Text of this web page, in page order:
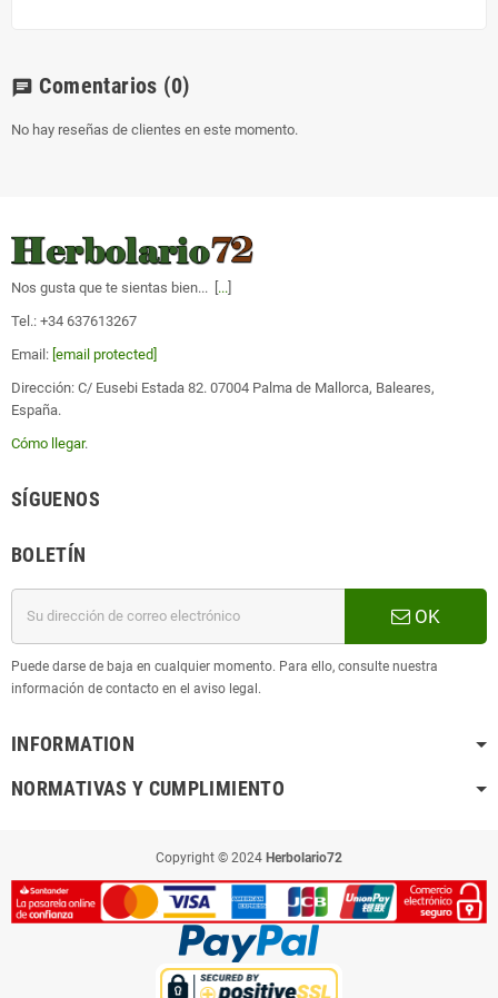
chat Comentarios (0)
No hay reseñas de clientes en este momento.
Nos gusta que te sientas bien... [ ...
Tel.: +34 637613267
Email: [email protected]
Dirección: C/ Eusebi Estada 82. 07004 Palma de Mallorca, Baleares,
España.
Cómo llegar.
SÍGUENOS
BOLETÍN
OK
Puede darse de baja en cualquier momento. Para ello, consulte nuestra
información de contacto en el aviso legal.
INFORMATION
NORMATIVAS Y CUMPLIMIENTO
Copyright © 2024 Herbolario72